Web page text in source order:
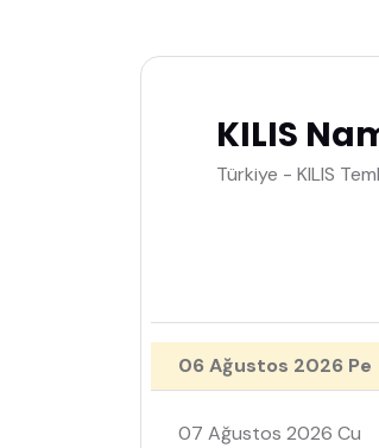
KILIS
Türkiye - KILIS
06 Ağustos 2026 Pe
07 Ağustos 2026 Cu